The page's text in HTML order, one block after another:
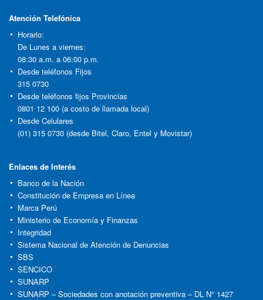
Atención Telefónica
Horario:
De Lunes a viernes:
08:30 a.m. a 06:00 p.m.
Desde teléfonos Fijos
315 0730
Desde teléfonos fijos Provincias
0801 12 100 (a costo de llamada local)
Desde Celulares
(01) 315 0730 (desde Bitel, Claro, Entel y Movistar)
Enlaces de Interés
Banco de la Nación
Constitución de Empresa en Línea
Marca Perú
Ministerio de Economía y Finanzas
Integridad
Sistema Nacional de Atención de Denuncias
SBS
SENCICO
SUNARP
SUNARP – Sociedades con anotación preventiva – DL N° 1427